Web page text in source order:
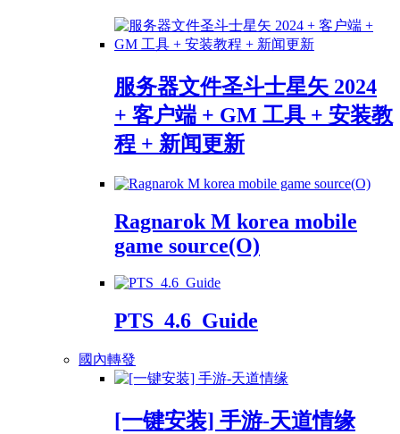
服务器文件圣斗士星矢 2024
+ 客户端 + GM 工具 + 安装教
程 + 新闻更新
Ragnarok M korea mobile
game source(O)
PTS_4.6_Guide
國內轉發
[一键安装] 手游-天道情缘